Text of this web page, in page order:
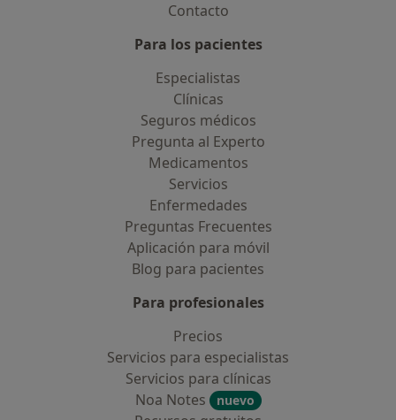
Contacto
Para los pacientes
Especialistas
Clínicas
Seguros médicos
Pregunta al Experto
Medicamentos
Servicios
Enfermedades
Preguntas Frecuentes
Aplicación para móvil
Blog para pacientes
Para profesionales
Precios
Servicios para especialistas
Servicios para clínicas
Noa Notes
nuevo